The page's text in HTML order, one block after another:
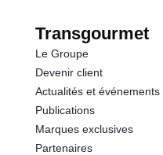
Transgourmet
Le Groupe
Devenir client
Actualités et événements
Publications
Marques exclusives
Partenaires